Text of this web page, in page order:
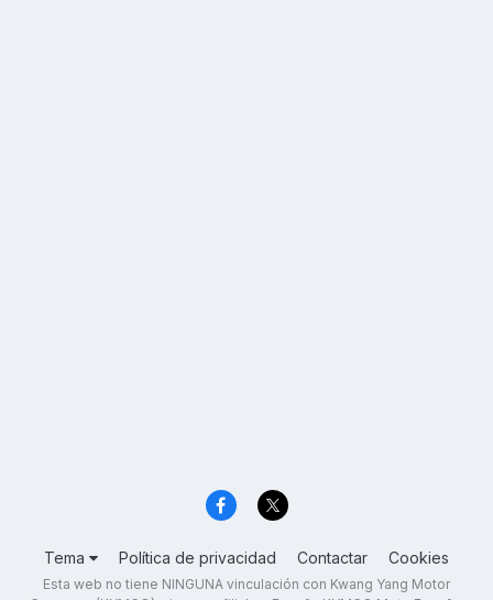
Tema Política de privacidad Contactar Cookies
Esta web no tiene NINGUNA vinculación con Kwang Yang Motor